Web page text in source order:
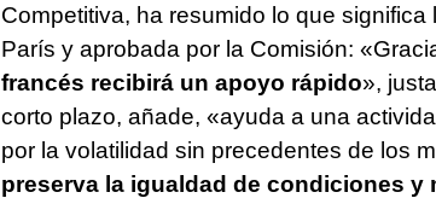
Competitiva, ha resumido lo que
París y aprobada por la Comisión:
francés recibirá un apoyo rápido»,
corto plazo, añade, «ayuda a una
por la volatilidad sin precedentes de los
preserva la igualdad de condiciones